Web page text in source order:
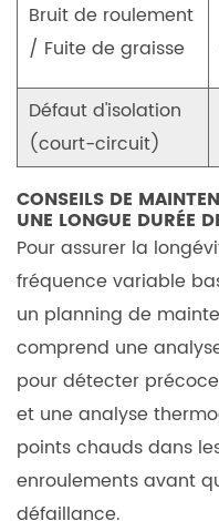
Bruit de roulement
/ Fuite de graisse
Défaut d'isolation
(court-circuit)
CONSEILS DE
UNE LONGUE DURÉE
Pour assurer la
fréquence variable
un planning de
comprend une
pour détecter
et une analyse
points chauds dans
enroulements avant
défaillance.